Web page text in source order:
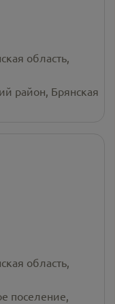
область,
район, Брянская
область,
поселение,